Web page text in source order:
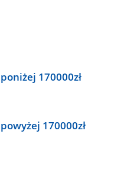
170000zł
170000zł